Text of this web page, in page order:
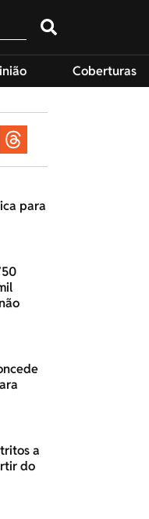
Coberturas
para
a
do